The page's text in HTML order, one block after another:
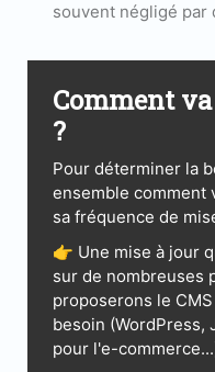
souvent négligé par
Comment
?
Pour déterminer la
ensemble comment
sa fréquence de
👉 Une mise à jour
sur de nombreuses
proposerons le
besoin (WordPress,
pour l'e-